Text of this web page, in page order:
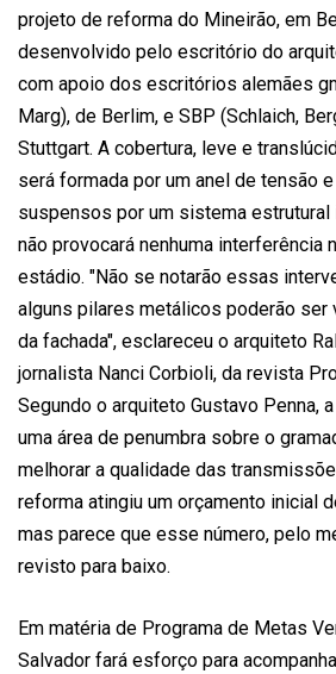
projeto de reforma do Mineirão, em
desenvolvido pelo escritório do
com apoio dos escritórios alemães
Marg), de Berlim, e SBP (Schlaich,
Stuttgart. A cobertura, leve e
será formada por um anel de tensão
suspensos por um sistema estrutural
não provocará nenhuma interferência
estádio. "Não se notarão essas
alguns pilares metálicos poderão
da fachada", esclareceu o arquiteto
jornalista Nanci Corbioli, da revista
Segundo o arquiteto Gustavo Penna,
uma área de penumbra sobre o
melhorar a qualidade das
reforma atingiu um orçamento inicial
mas parece que esse número, pelo
revisto para baixo.
Em matéria de Programa de Metas
Salvador fará esforço para